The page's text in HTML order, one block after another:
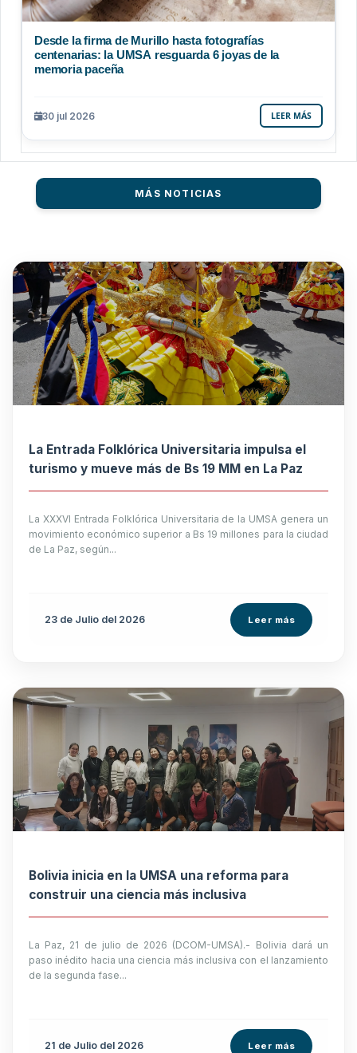
Desde la firma de Murillo hasta fotografías
centenarias: la UMSA resguarda 6 joyas de la
memoria paceña
30 jul 2026 LEER MÁS
MÁS NOTICIAS
La Entrada Folklórica Universitaria impulsa el
turismo y mueve más de Bs 19 MM en La Paz
La XXXVI Entrada Folklórica Universitaria de la UMSA genera un
movimiento económico superior a Bs 19 millones para la ciudad
de La Paz, según...
23 de Julio del 2026 Leer más
Bolivia inicia en la UMSA una reforma para
construir una ciencia más inclusiva
La Paz, 21 de julio de 2026 (DCOM-UMSA).- Bolivia dará un
paso inédito hacia una ciencia más inclusiva con el lanzamiento
de la segunda fase...
21 de Julio del 2026 Leer más